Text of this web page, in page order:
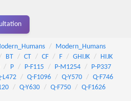
Modern_Humans
BT CT CF F GHIJK
HIJK
P P-F115 P-M1254
P-P337
L472 Q-F1096 Q-Y570
Q-F746
Q-Y630 Q-F750
Q-F1626